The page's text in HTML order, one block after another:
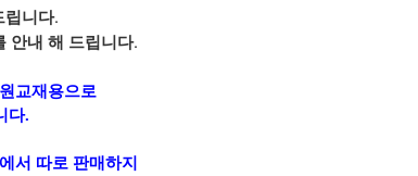
립니다.
안내 해 드립니다.
교재용으로
다.
서 따로 판매하지